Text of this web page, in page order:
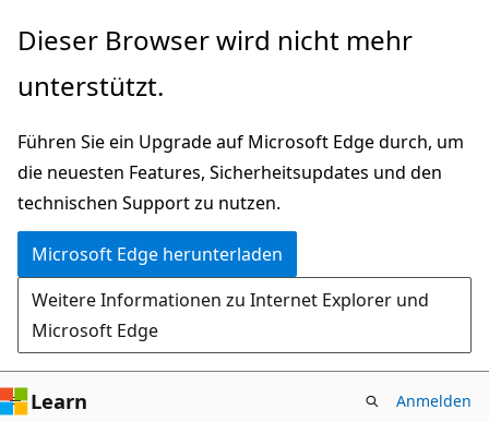
Zu
wechseln
Dieser Browser wird nicht mehr
unterstützt.
Führen Sie ein Upgrade auf Microsoft Edge durch, um
die neuesten Features, Sicherheitsupdates und den
technischen Support zu nutzen.
Microsoft Edge herunterladen
Weitere Informationen zu Internet Explorer und
Microsoft Edge
Learn Anmelden